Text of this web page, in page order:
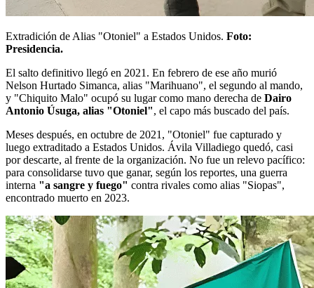
Extradición de Alias "Otoniel" a Estados Unidos. Foto:
Presidencia.
El salto definitivo llegó en 2021. En febrero de ese año murió
Nelson Hurtado Simanca, alias "Marihuano", el segundo al mando,
y "Chiquito Malo" ocupó su lugar como mano derecha de Dairo
Antonio Úsuga, alias "Otoniel", el capo más buscado del país.
Meses después, en octubre de 2021, "Otoniel" fue capturado y
luego extraditado a Estados Unidos. Ávila Villadiego quedó, casi
por descarte, al frente de la organización. No fue un relevo pacífico:
para consolidarse tuvo que ganar, según los reportes, una guerra
interna "a sangre y fuego" contra rivales como alias "Siopas",
encontrado muerto en 2023.